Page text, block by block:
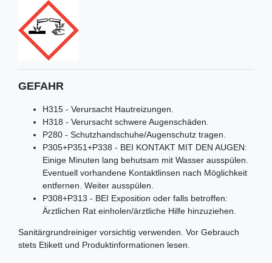
GEFAHR
H315 - Verursacht Hautreizungen.
H318 - Verursacht schwere Augenschäden.
P280 - Schutzhandschuhe/Augenschutz tragen.
P305+P351+P338 - BEI KONTAKT MIT DEN AUGEN:
Einige Minuten lang behutsam mit Wasser ausspülen.
Eventuell vorhandene Kontaktlinsen nach Möglichkeit
entfernen. Weiter ausspülen.
P308+P313 - BEI Exposition oder falls betroffen:
Ärztlichen Rat einholen/ärztliche Hilfe hinzuziehen.
Sanitärgrundreiniger vorsichtig verwenden. Vor Gebrauch
stets Etikett und Produktinformationen lesen.